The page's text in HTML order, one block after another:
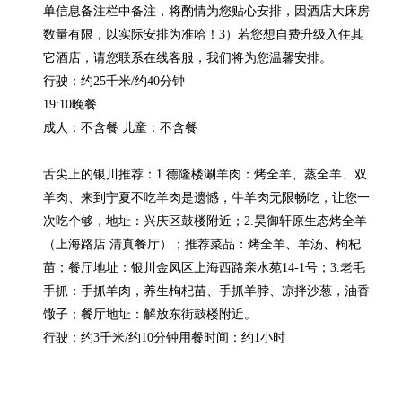
单信息备注栏中备注，将酌情为您贴心安排，因酒店大床房
数量有限，以实际安排为准哈！3）若您想自费升级入住其
它酒店，请您联系在线客服，我们将为您温馨安排。
行驶：约25千米/约40分钟
19:10晚餐
成人：不含餐 儿童：不含餐
舌尖上的银川推荐：1.德隆楼涮羊肉：烤全羊、蒸全羊、双
羊肉、来到宁夏不吃羊肉是遗憾，牛羊肉无限畅吃，让您一
次吃个够，地址：兴庆区鼓楼附近；2.昊御轩原生态烤全羊
（上海路店 清真餐厅）；推荐菜品：烤全羊、羊汤、枸杞
苗；餐厅地址：银川金凤区上海西路亲水苑14-1号；3.老毛
手抓：手抓羊肉，养生枸杞苗、手抓羊脖、凉拌沙葱，油香
馓子；餐厅地址：解放东街鼓楼附近。
行驶：约3千米/约10分钟用餐时间：约1小时